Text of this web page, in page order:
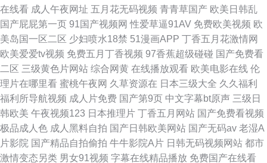
在线看 成人午夜网址 五月花无码视频 青青草国产 欧美日韩乱
国产屁屁第一页 91国产视频网 性爱草逼91AV 免费欧美视频 欧
美岛国一区二区 少妇喷水18禁 51漫画APP 丁香五月花激情网
欧美爱爱tv视频 免费五月丁香视频 97香蕉超级碰碰 国产免费看
二区 三级黄色片网站 综合网黄 在线播放观看 欧美电影在线 伦
理片在哪里看 蜜桃午夜网 久草资源在 日本三级大全 久久福利
福利所导航视频 成人片免费 国产第9页 中文字幕bt原声 三级日
韩欧美 午夜视频123 日本推理片 丁香五月网站 国产免费看视频
极品成人色 成人黑料自拍 国产日韩欧美网站 国产无码av 老湿A
片影院 国产精品自拍偷拍 牛牛影院A片 日韩无码视频网站 都市
激情变态另类 男女91视频 字幕在线精品播放 免费国产在线看